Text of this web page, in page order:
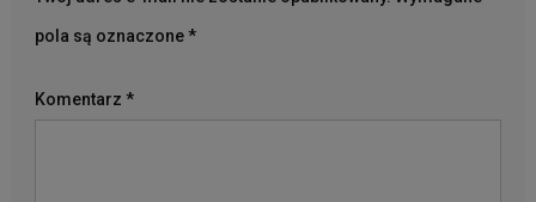
pola są oznaczone*
Komentarz *